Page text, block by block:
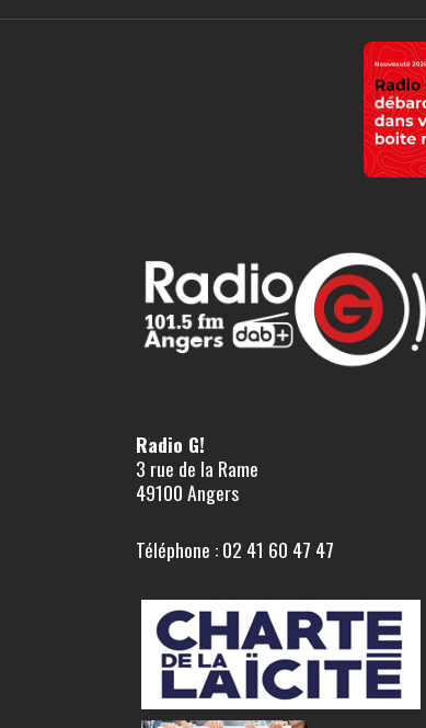
Radio G!
3 rue de la Rame
49100 Angers
Téléphone : 02 41 60 47 47